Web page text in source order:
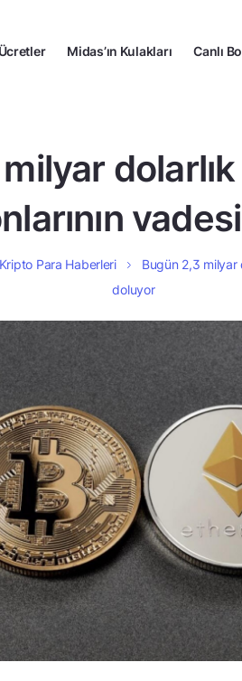
Ücretler Midas’ın Kulakları Canlı
Kripto Para Haberleri
Bugün 2,3 milyar
doluyor